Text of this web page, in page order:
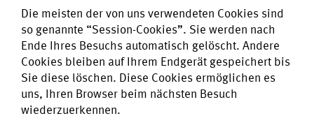
Die meisten der von uns verwendeten Cookies sind
so genannte “Session-Cookies”. Sie werden nach
Ende Ihres Besuchs automatisch gelöscht. Andere
Cookies bleiben auf Ihrem Endgerät gespeichert bis
Sie diese löschen. Diese Cookies ermöglichen es
uns, Ihren Browser beim nächsten Besuch
wiederzuerkennen.